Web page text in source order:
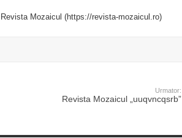
Mozaicul (https://revista-mozaicul.ro)
Urmator:
Revista Mozaicul „uuqvncqsrb”